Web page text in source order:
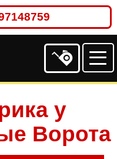
у
Ворота